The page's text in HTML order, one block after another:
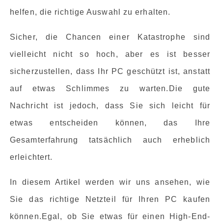
helfen, die richtige Auswahl zu erhalten.
Sicher, die Chancen einer Katastrophe sind
vielleicht nicht so hoch, aber es ist besser
sicherzustellen, dass Ihr PC geschützt ist, anstatt
auf etwas Schlimmes zu warten.Die gute
Nachricht ist jedoch, dass Sie sich leicht für
etwas entscheiden können, das Ihre
Gesamterfahrung tatsächlich auch erheblich
erleichtert.
In diesem Artikel werden wir uns ansehen, wie
Sie das richtige Netzteil für Ihren PC kaufen
können.Egal, ob Sie etwas für einen High-End-